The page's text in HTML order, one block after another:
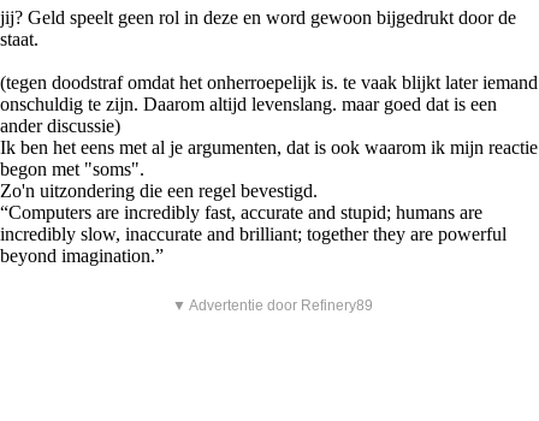
jij? Geld speelt geen rol in deze en word gewoon bijgedrukt door de
staat.
(tegen doodstraf omdat het onherroepelijk is. te vaak blijkt later iemand
onschuldig te zijn. Daarom altijd levenslang. maar goed dat is een
ander discussie)
Ik ben het eens met al je argumenten, dat is ook waarom ik mijn reactie
begon met "soms".
Zo'n uitzondering die een regel bevestigd.
“Computers are incredibly fast, accurate and stupid; humans are
incredibly slow, inaccurate and brilliant; together they are powerful
beyond imagination.”
▼ Advertentie door Refinery89